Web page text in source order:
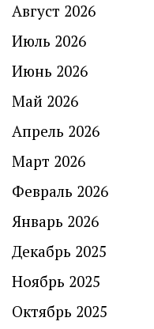
Август 2026
Июль 2026
Июнь 2026
Май 2026
Апрель 2026
Март 2026
Февраль 2026
Январь 2026
Декабрь 2025
Ноябрь 2025
Октябрь 2025